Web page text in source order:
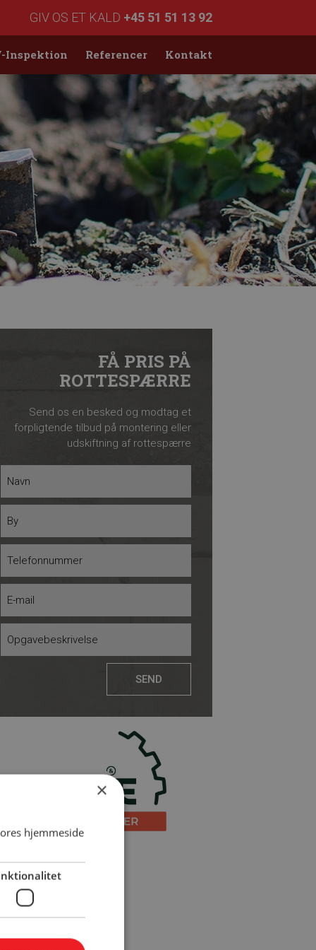
GIV OS ET KALD +45 51 51 13 92
Inspektion Referencer Kontakt
FÅ PRIS PÅ
ROTTESPÆRRE
Send os en besked og modtag et
forpligtende tilbud på montering eller
udskiftning af rottespærre
×
hjemmeside